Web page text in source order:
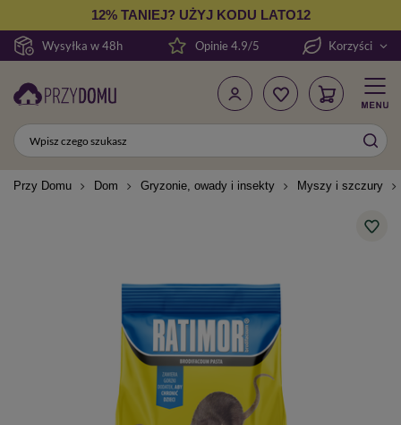
Wysyłka w 48h
12% TANIEJ? UŻYJ KODU LATO12
Opinie 4.9/5 Korzyści
Przy Domu Dom Gryzonie, owady i insekty Myszy i szczury